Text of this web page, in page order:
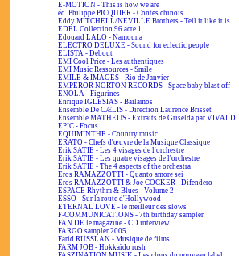
E-MOTION - This is how we are
éd. Philippe PICQUIER - Contes chinois
Eddy MITCHELL/NEVILLE Brothers - Tell it like it is
EDEL Collection 96 acte 1
Edouard LALO - Namouna
ELECTRO DELUXE - Sound for eclectic people
ELISTA - Debout
EMI Cool Price - Les authentiques
EMI Music Ressources - Smile
EMILE & IMAGES - Rio de Janvier
EMPEROR NORTON RECORDS - Space baby blast off
ENOLA - Figurines
Enrique IGLESIAS - Bailamos
Ensemble De CÆLIS - Direction Laurence Brisset
Ensemble MATHEUS - Extraits de Griselda par VIVALDI
EPIC - Focus
EQUIMINTHE - Country music
ERATO - Chefs d'œuvre de la Musique Classique
Erik SATIE - Les 4 visages de l'orchestre
Erik SATIE - Les quatre visages de l'orchestre
Erik SATIE - The 4 aspects of the orchestra
Eros RAMAZZOTTI - Quanto amore sei
Eros RAMAZZOTTI & Joe COCKER - Difendero
ESPACE Rhythm & Blues - Volume 2
ESSO - Sur la route d'Hollywood
ETERNAL LOVE - le meilleur des slows
F-COMMUNICATIONS - 7th birthday sampler
FAN DE le magazine - CD interview
FARGO sampler 2005
Farid RUSSLAN - Musique de films
FARM JOB - Hokkaïdo rush